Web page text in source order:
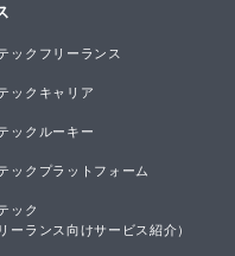
ックフリーランス
ックキャリア
ックルーキー
ックプラットフォーム
ック
ーランス向けサービス紹介）